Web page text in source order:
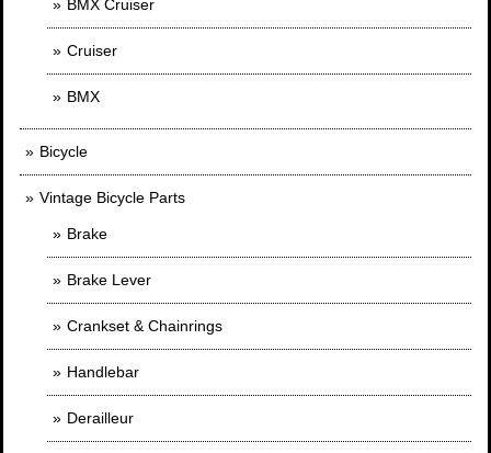
BMX Cruiser
Cruiser
BMX
Bicycle
Vintage Bicycle Parts
Brake
Brake Lever
Crankset & Chainrings
Handlebar
Derailleur